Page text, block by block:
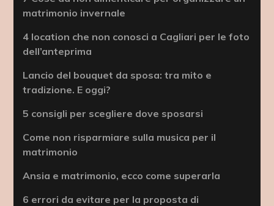
matrimonio invernale
4 location che non conosci a Cagliari per le foto
dell’anteprima
Lancio del bouquet da sposa: tra mito e
tradizione. E oggi?
5 consigli per scegliere dove sposarsi
Come non risparmiare sulla musica per il
matrimonio
Ansia e matrimonio, ecco come superarla
6 errori da evitare per la proposta di